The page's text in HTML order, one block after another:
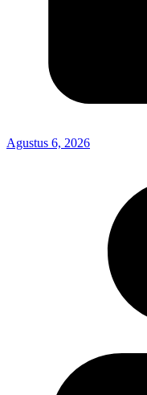
Agustus 6, 2026